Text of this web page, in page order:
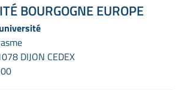
BOURGOGNE EUROPE
DIJON CEDEX